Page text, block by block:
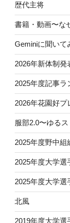
歴代主将
書籍・動画〜な
Geminiに聞いて
2026年新体制発
2025年度記事ラ
2026年花園好プ
服部2.0〜ゆる
2025年度野中組
2025年度大学選
2025年度大学
北風
2019年度大学